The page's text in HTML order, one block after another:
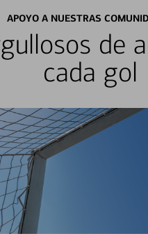
APOYO A NUESTRAS
de
cada gol